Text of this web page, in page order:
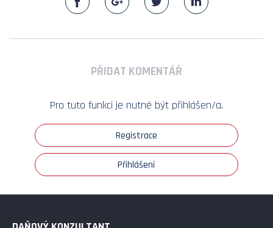
PŘIDAT KOMENTÁŘ
Pro tuto funkci je nutné být přihlášen/a.
Registrace
Přihlášení